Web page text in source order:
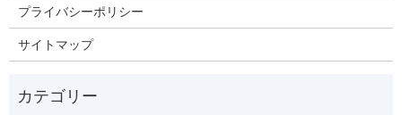
プライバシーポリシー
サイトマップ